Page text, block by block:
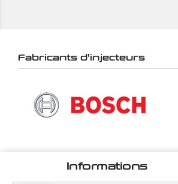
Fabricants d'injecteurs
Informations